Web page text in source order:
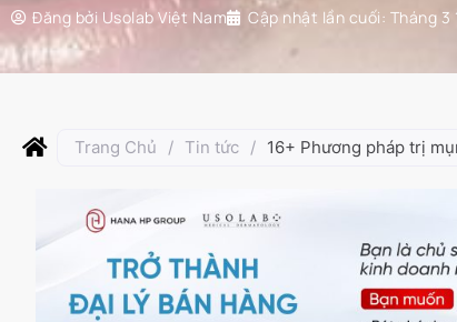
Đăng bởi Usolab Việt Nam Cập nhật lần cuối: Tháng 3
Trang Chủ / Tin tức / 16+ Phương pháp trị